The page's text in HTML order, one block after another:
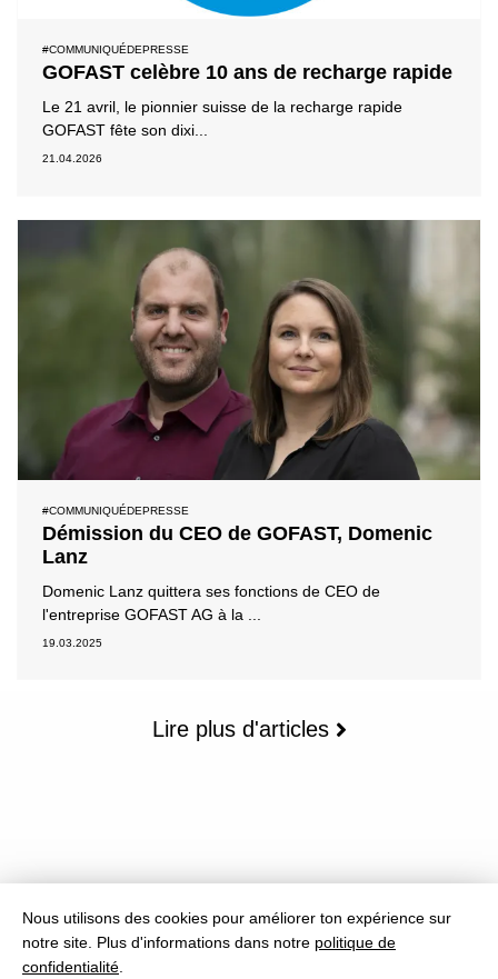
#COMMUNIQUÉDEPRESSE
GOFAST celèbre 10 ans de recharge rapide
Le 21 avril, le pionnier suisse de la recharge rapide
GOFAST fête son dixi...
21.04.2026
#COMMUNIQUÉDEPRESSE
Démission du CEO de GOFAST, Domenic
Lanz
Domenic Lanz quittera ses fonctions de CEO de
l'entreprise GOFAST AG à la ...
19.03.2025
Lire plus d'articles
Nous utilisons des cookies pour améliorer ton expérience sur
notre site. Plus d'informations dans notre politique de
confidentialité